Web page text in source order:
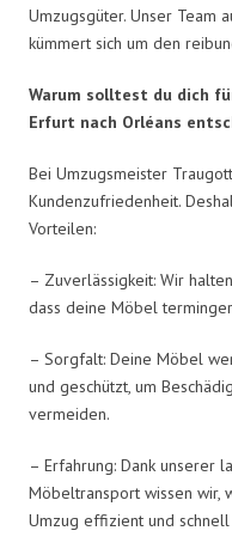
Umzugsgüter. Unser Team
kümmert sich um den
Warum solltest du dich
Erfurt nach Orléans
Bei Umzugsmeister
Kundenzufriedenheit.
Vorteilen:
– Zuverlässigkeit: Wir
dass deine Möbel
– Sorgfalt: Deine Möbel
und geschützt, um
vermeiden.
– Erfahrung: Dank unserer
Möbeltransport wissen wir,
Umzug effizient und